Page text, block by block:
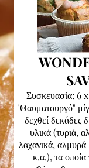
Συσκευασία: 6
"Θαυματουργό"
δεχθεί δεκάδες
υλικά (τυριά,
λαχανικά,
κ.α.), τα